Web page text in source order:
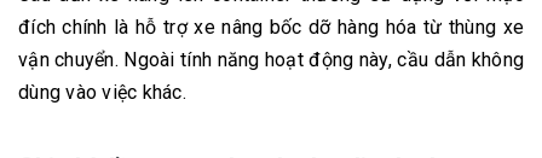
đích chính là hỗ trợ xe nâng bốc dỡ hàng hóa từ thùng xe
vận chuyển. Ngoài tính năng hoạt động này, cầu dẫn không
dùng vào việc khác.